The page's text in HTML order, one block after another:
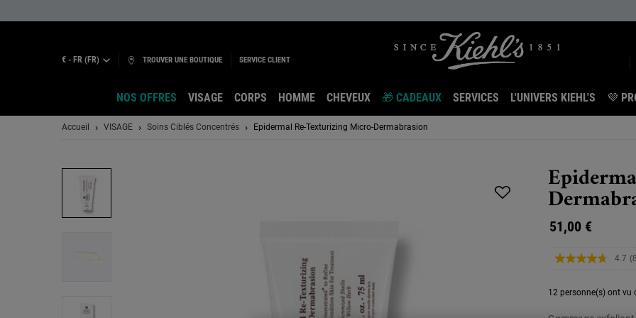
€ - FR (FR) TROUVER UNE BOUTIQUE SERVICE CLIENT
NOS OFFRES VISAGE CORPS HOMME CHEVEUX 🎁 CADEAUX SERVICES L'UNIVERS KIEHL'S 💜
Accueil VISAGE Soins Ciblés Concentrés Epidermal Re-Texturizing Micro-Dermabrasion
51,00 €
4.7
12 personne(s) ont vu